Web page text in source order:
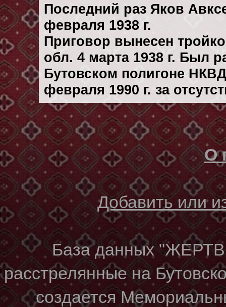
Последний раз Яков
февраля 1938 г.
Приговор вынесен
обл. 4 марта 1938 г. Был
Бутовском полигоне
февраля 1990 г. за
О
Добавить или
База данных
расстрелянные на
создается